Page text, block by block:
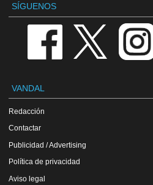
SÍGUENOS
VANDAL
Redacción
Contactar
Publicidad / Advertising
Política de privacidad
Aviso legal